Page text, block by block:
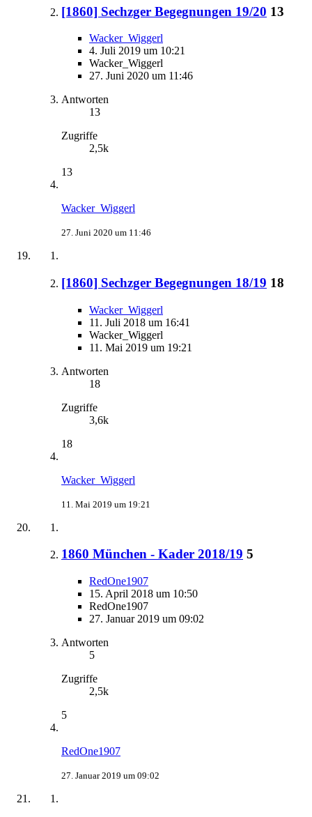
[1860] Sechzger Begegnungen 19/20 13
Wacker_Wiggerl
4. Juli 2019 um 10:21
Wacker_Wiggerl
27. Juni 2020 um 11:46
Antworten
13
Zugriffe
2,5k
13
Wacker_Wiggerl
27. Juni 2020 um 11:46
[1860] Sechzger Begegnungen 18/19 18
Wacker_Wiggerl
11. Juli 2018 um 16:41
Wacker_Wiggerl
11. Mai 2019 um 19:21
Antworten
18
Zugriffe
3,6k
18
Wacker_Wiggerl
11. Mai 2019 um 19:21
1860 München - Kader 2018/19 5
RedOne1907
15. April 2018 um 10:50
RedOne1907
27. Januar 2019 um 09:02
Antworten
5
Zugriffe
2,5k
5
RedOne1907
27. Januar 2019 um 09:02